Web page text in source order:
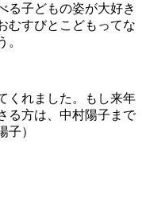
る子どもの姿が大好き
むすびとこどもってな
。
くれました。もし来年
る方は、中村陽子まで
子）